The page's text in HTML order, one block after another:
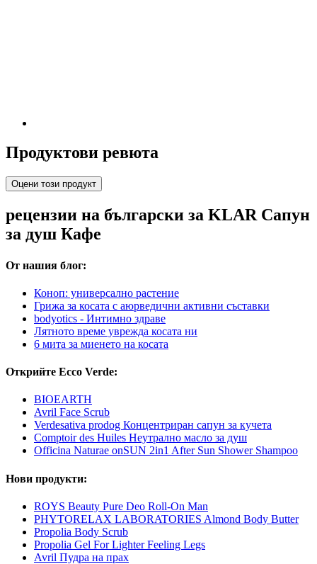
Продуктови ревюта
Оцени този продукт
рецензии на български за KLAR Сапун
за душ Кафе
От нашия блог:
Коноп: универсално растение
Грижа за косата с аюрведични активни съставки
bodyotics - Интимно здраве
Лятното време уврежда косата ни
6 мита за миенето на косата
Открийте Ecco Verde:
BIOEARTH
Avril Face Scrub
Verdesativa prodog Концентриран сапун за кучета
Comptoir des Huiles Неутрално масло за душ
Officina Naturae onSUN 2in1 After Sun Shower Shampoo
Нови продукти:
ROYS Beauty Pure Deo Roll-On Man
PHYTORELAX LABORATORIES Almond Body Butter
Propolia Body Scrub
Propolia Gel For Lighter Feeling Legs
Avril Пудра на прах